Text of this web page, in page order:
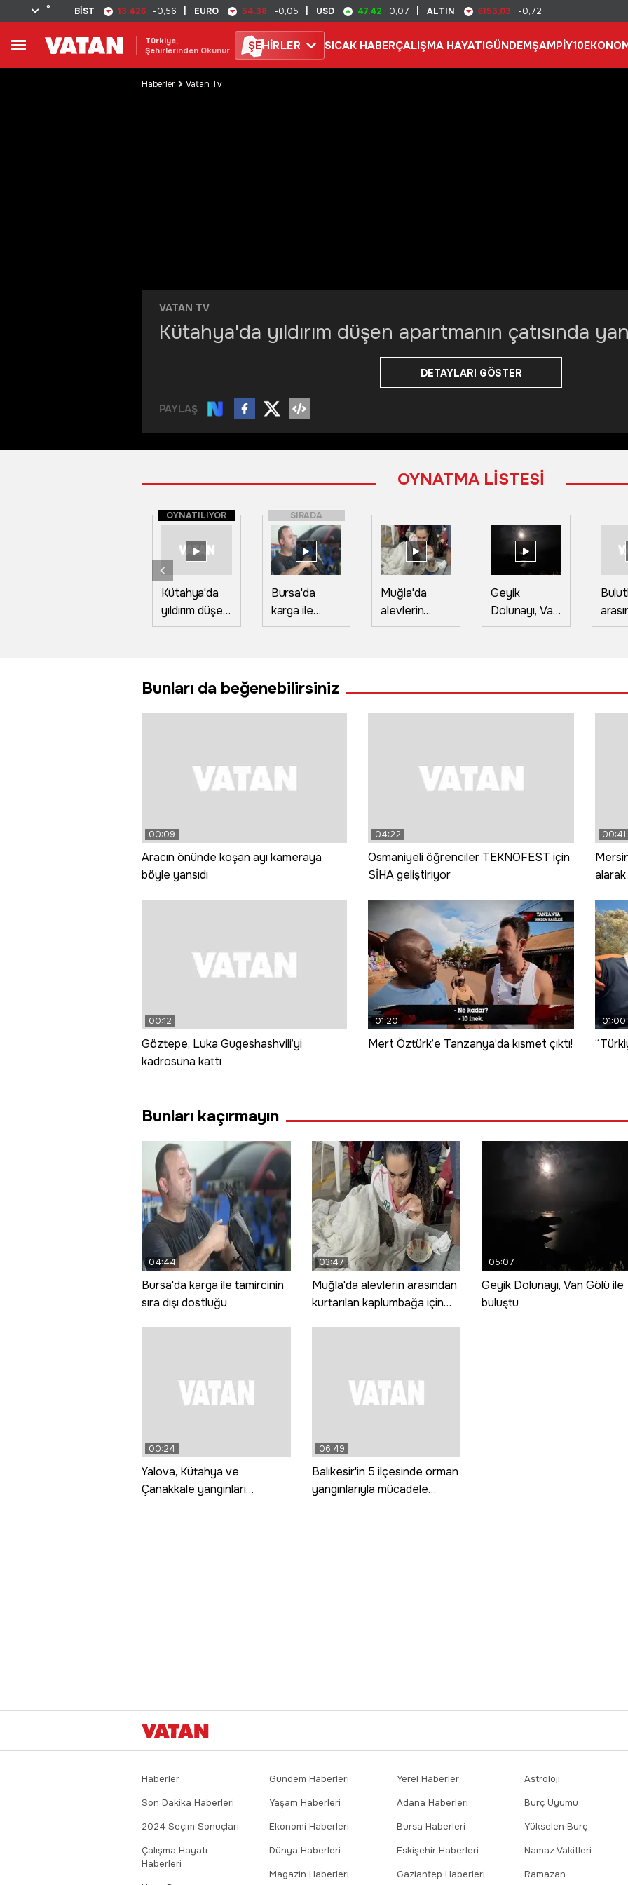
° BİST 13.426 -0,56 EURO 54.38 -0,05 USD 47.42 0,07 ALTIN 6153,03 -0,72
Türkiye,
Şehirlerinden Okunur
ŞEHİRLER SICAK HABERÇALIŞMA HAYATIGÜNDEMŞAMPİY10
Haberler Vatan Tv
VATAN TV
Kütahya'da yıldırım düşen apartmanın çatısında
DETAYLARI GÖSTER
PAYLAŞ
OYNATMA LİSTESİ
OYNATILIYOR
Kütahya'da
yıldırım düşen
apartmanın
SIRADA
Bursa'da
karga ile
tamircinin sıra
Muğla'da
alevlerin
arasından
yarışıldı
Geyik
Dolunayı, Van
Gölü ile
Bunları da beğenebilirsiniz
00:09
Aracın önünde koşan ayı kameraya
böyle yansıdı
04:22
Osmaniyeli öğrenciler TEKNOFEST için
SİHA geliştiriyor
00:41
00:12
Göztepe, Luka Gugeshashvili’yi
kadrosuna kattı
01:20
Mert Öztürk’e Tanzanya’da kısmet çıktı!
01:00
Bunları kaçırmayın
04:44
Bursa'da karga ile tamircinin
sıra dışı dostluğu
03:47
Muğla'da alevlerin arasından
kurtarılan kaplumbağa için
05:07
Geyik Dolunayı, Van Gölü ile
buluştu
00:24
Yalova, Kütahya ve
Çanakkale yangınları
06:49
Balıkesir'in 5 ilçesinde orman
yangınlarıyla mücadele
Haberler
Son Dakika Haberleri
2024 Seçim Sonuçları
Çalışma Hayatı
Haberleri
Gündem Haberleri
Yaşam Haberleri
Ekonomi Haberleri
Dünya Haberleri
Magazin Haberleri
Yerel Haberler
Adana Haberleri
Bursa Haberleri
Eskişehir Haberleri
Gaziantep Haberleri
Astroloji
Burç Uyumu
Yükselen Burç
Namaz Vakitleri
Ramazan